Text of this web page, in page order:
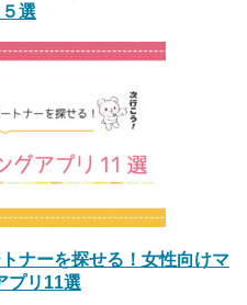
選
ナーを探せる！女性向けマ
プリ11選